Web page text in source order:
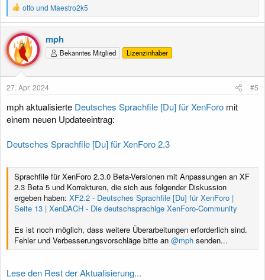
R
e
a
k
t
o
n
n
otto und Maestro2k5
mph
Bekanntes Mitglied Lizenzinhaber
27. Apr. 2024 #5
mph aktualisierte Deutsches Sprachfile [Du] für XenForo mit
einem neuen Updateeintrag:
Deutsches Sprachfile [Du] für XenForo 2.3
Sprachfile für XenForo 2.3.0 Beta-Versionen mit Anpassungen an XF
2.3 Beta 5 und Korrekturen, die sich aus folgender Diskussion
ergeben haben: XF2.2 - Deutsches Sprachfile [Du] für XenForo |
Seite 13 | XenDACH - Die deutschsprachige XenForo-Community
Es ist noch möglich, dass weitere Überarbeitungen erforderlich sind.
Fehler und Verbesserungsvorschläge bitte an @mph senden...
Lese den Rest der Aktualisierung...